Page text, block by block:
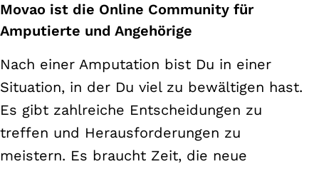
Movao ist die Online Community für
Amputierte und Angehörige
Nach einer Amputation bist Du in einer
Situation, in der Du viel zu bewältigen hast.
Es gibt zahlreiche Entscheidungen zu
treffen und Herausforderungen zu
meistern. Es braucht Zeit, die neue